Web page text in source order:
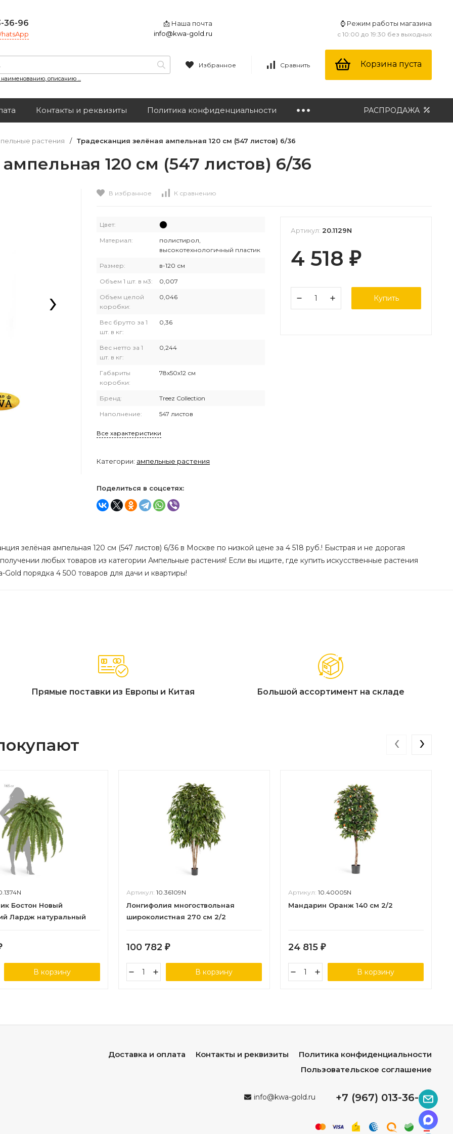
36-96
📩 Наша почта
info@kwa-gold.ru
⌚ Режим работы магазина
с 10:00 до 19:30 без выходных
наименованию, описанию ...
Избранное Сравнить Корзина пуста
Контакты и реквизиты Политика конфиденциальности РАСПРОДАЖА
растения / Традесканция зелёная ампельная 120 см (547 листов) 6/36
120 см (547 листов) 6/36
›
В избранное К сравнению
Цвет:
Материал:
полистирол,
высокотехнологичный пластик
Размер: в-120 см
Объем 1 шт. в м3: 0,007
Объем целой
коробки:
0,046
Вес брутто за 1
шт. в кг:
0,36
Вес нетто за 1
шт. в кг:
0,244
Габариты
коробки:
78х50х12 см
Бренд: Treez Collection
Наполнение: 547 листов
Все характеристики
Категории: ампельные растения
Поделиться в соцсетях:
Артикул: 20.1129N
4 518 ₽
Купить
зелёная ампельная 120 см (547 листов) 6/36 в Москве по низкой цене за 4 518 руб.! Быстрая и не дорогая
любых товаров из категории Ампельные растения! Если вы ищите, где купить искусственные растения
порядка 4 500 товаров для дачи и квартиры!
Прямые поставки из Европы и Китая Большой ассортимент на складе
Бостон Новый
Лардж натуральный
В корзину
Артикул: 10.36109N
Лонгифолия многоствольная
широколистная 270 см 2/2
100 782 ₽
В корзину
Артикул: 10.40005N
Мандарин Оранж 140 см 2/2
24 815 ₽
В корзину
‹ ›
Доставка и оплата Контакты и реквизиты
Политика конфиденциальности
Пользовательское соглашение
info@kwa-gold.ru +7 (967) 013-36-96